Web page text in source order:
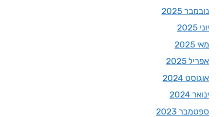
נובמבר 2025
יוני 2025
מאי 2025
אפריל 2025
אוגוסט 2024
ינואר 2024
ספטמבר 2023